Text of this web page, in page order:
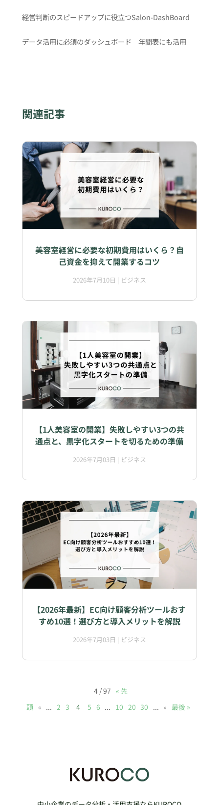
経営判断のスピードアップに役立つSalon-DashBoard
データ活用に必須のダッシュボード 年間表にも活用
関連記事
美容室経営に必要な初期費用はいくら？自
己資金を抑えて開業するコツ
2026年7月10日 | ビジネス
【1人美容室の開業】失敗しやすい3つの共
通点と、黒字化スタートを切るための準備
2026年7月03日 | ビジネス
【2026年最新】EC向け顧客分析ツールおす
すめ10選！選び方と導入メリットを解説
2026年7月03日 | ビジネス
4 / 97 « 先
頭 « ... 2 3 4 5 6 ... 10 20 30 ... » 最後 »